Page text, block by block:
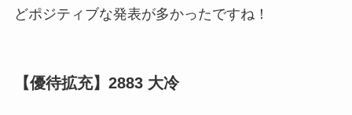
どポジティブな発表が多かったですね！
【優待拡充】2883 大冷